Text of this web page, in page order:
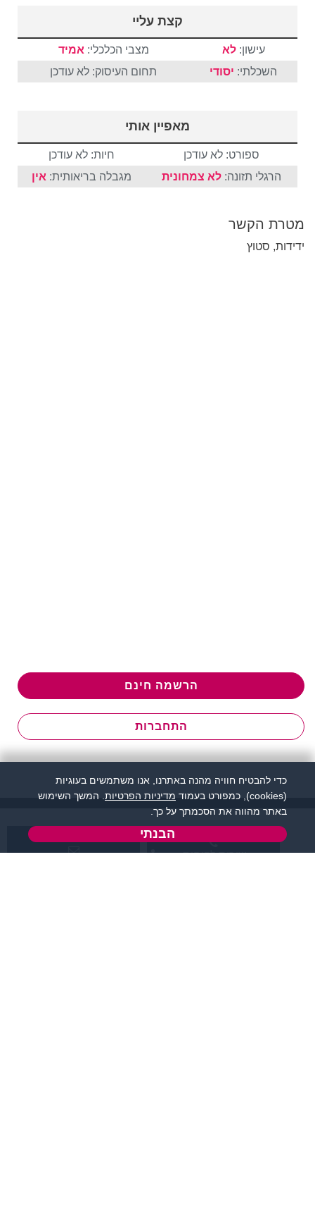
קצת עליי
עישון:לא מצבי הכלכלי: אמיד
השכלתי: יסודי תחום העיסוק: לא עודכן
מאפיין אותי
ספורט: לא עודכן
חיות: לא עודכן
הרגלי תזונה: לא צמחונית מגבלה בריאותית: אין
מטרת הקשר
ידידות, סטוץ
הרשמה חינם
התחברות
שירות לקוחות:
כדי להבטיח חוויה מהנה באתרנו, אנו משתמשים בעוגיות
(cookies), כמפורט בעמוד
מדיניות הפרטיות . המשך השימוש
באתר מהווה את הסכמתך על כך.
הבנתי